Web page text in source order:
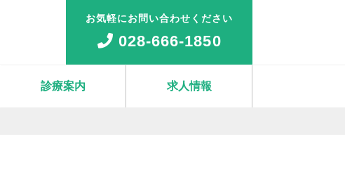
お気軽にお問い合わせください
028-666-1850
診療案内 求人情報